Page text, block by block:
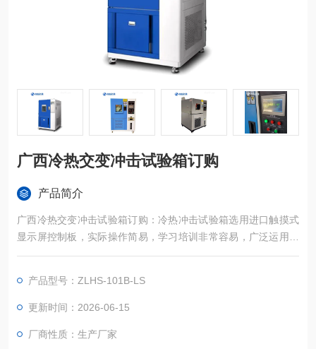
广西冷热交变冲击试验箱订购
产品简介
广西冷热交变冲击试验箱订购：冷热冲击试验箱选用进口触摸式
显示屏控制板，实际操作简易，学习培训非常容易，广泛运用于
半导体元器件、电子设备、塑胶五金构件化工原料和别的*用机器
产品型号：ZLHS-101B-LS
更新时间：2026-06-15
厂商性质：生产厂家